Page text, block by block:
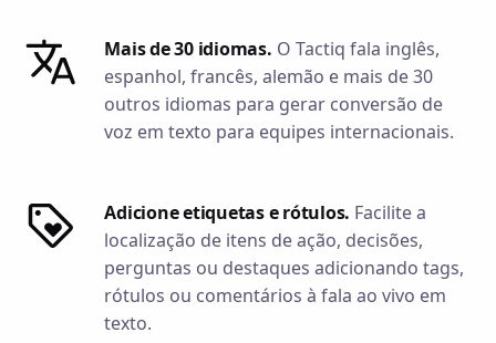
Mais de 30 idiomas. O Tactiq fala inglês,
espanhol, francês, alemão e mais de 30
outros idiomas para gerar conversão de
voz em texto para equipes internacionais.
Adicione etiquetas e rótulos. Facilite a
localização de itens de ação, decisões,
perguntas ou destaques adicionando tags,
rótulos ou comentários à fala ao vivo em
texto.